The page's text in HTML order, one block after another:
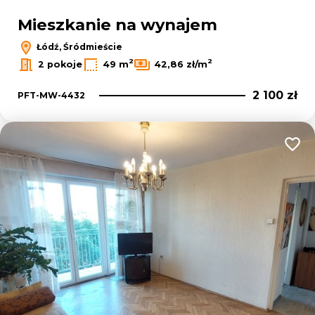
Mieszkanie na wynajem
Łódź, Śródmieście
2 pokoje
49 m2 42,86 zł/m2
PFT-MW-4432 2 100 zł